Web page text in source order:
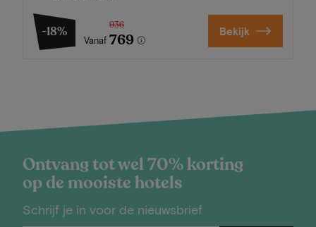
-18%
Vanaf
936
769 Bekijk
Ontvang tot wel 70% korting
op de mooiste hotels
Schrijf je in voor de nieuwsbrief